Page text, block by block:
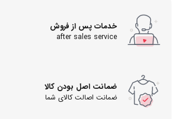
خدمات پس از فروش
after sales service
ضمانت اصل بودن کالا
ضمانت اصالت کالای شما